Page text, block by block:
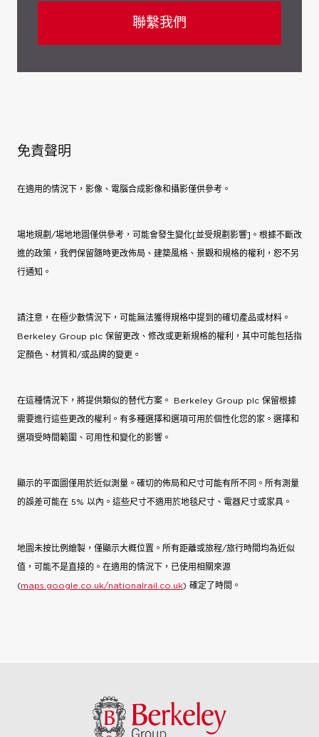
聯繫我們
免責聲明
在適用的情況下，影像、電腦合成影像和攝影僅供參考。
場地規劃/場地地圖僅供參考，可能會發生變化[並受規劃影響]。根據不斷改
進的政策，我們保留隨時更改佈局、建築風格、景觀和規格的權利，恕不另
行通知。
請注意，在極少數情況下，可能無法獲得規格中提到的確切產品或材料。
Berkeley Group plc 保留更改、修改或更新規格的權利，其中可能包括指
定顏色、材質和/或品牌的變更。
在這種情況下，將提供類似的替代方案。 Berkeley Group plc 保留根據
需要進行這些更改的權利。有多種選擇和選項可用於個性化您的家。選擇和
選項受時間範圍、可用性和變化的影響。
顯示的平面圖僅用於近似測量。確切的佈局和尺寸可能有所不同。所有測量
的誤差可能在 5% 以內。這些尺寸不適用於地毯尺寸、電器尺寸或家具。
地圖未按比例繪製，僅顯示大概位置。所有距離或旅程/旅行時間均為近似
值，可能不是直接的。在適用的情況下，已使用相關來源
(maps.google.co.uk/nationalrail.co.uk) 確定了時間。